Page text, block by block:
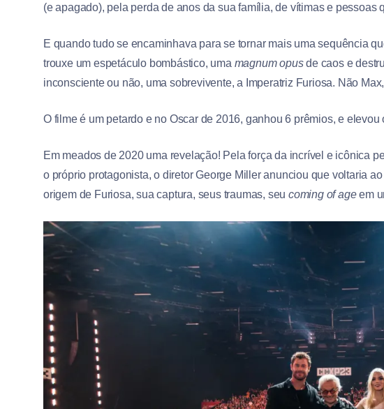
(e apagado), pela perda de anos da sua família, de vítimas e pessoas
E quando tudo se encaminhava para se tornar mais uma sequência
trouxe um espetáculo bombástico, uma magnum opusde caos e
inconsciente ou não, uma sobrevivente, a Imperatriz Furiosa. Não
O filme é um petardo e no Oscar de 2016, ganhou 6 prêmios, e
Em meados de 2020 uma revelação! Pela força da incrível e icônica
o próprio protagonista, o diretor George Miller anunciou que voltaria
origem de Furiosa, sua captura, seus traumas, seu coming of ageem